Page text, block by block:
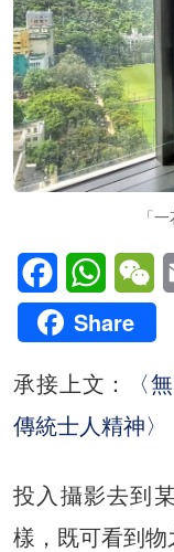
「
Facebook
Share
承接上文：
〈
傳統士人精神〉
投入攝影去到
樣，既可看到物